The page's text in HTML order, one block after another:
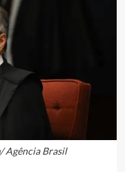
Agência Brasil